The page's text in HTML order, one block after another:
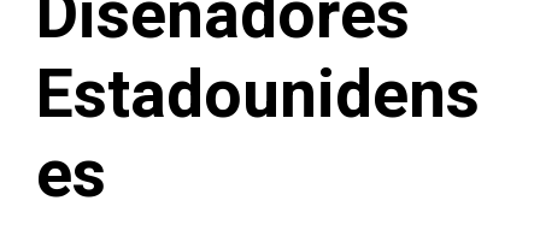
Estadounidens
es